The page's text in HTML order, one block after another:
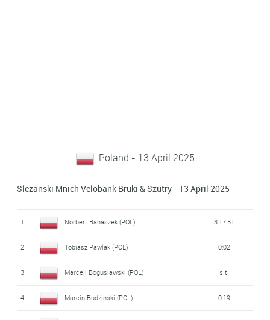
Poland - 13 April 2025
Slezanski Mnich Velobank Bruki & Szutry - 13 April 2025
1 Norbert Banaszek (POL) 3:17:51
2 Tobiasz Pawlak (POL) 0:02
3 Marceli Boguslawski (POL) s.t.
4 Marcin Budzinski (POL) 0:19